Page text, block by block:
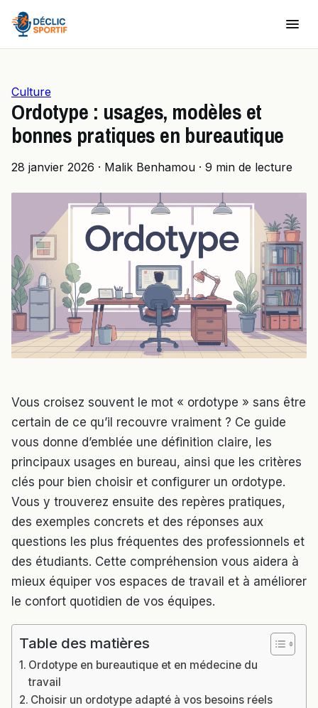
Culture
Ordotype : usages, modèles et
bonnes pratiques en bureautique
28 janvier 2026 · Malik Benhamou · 9 min de lecture
Vous croisez souvent le mot « ordotype » sans être
certain de ce qu’il recouvre vraiment ? Ce guide
vous donne d’emblée une définition claire, les
principaux usages en bureau, ainsi que les critères
clés pour bien choisir et configurer un ordotype.
Vous y trouverez ensuite des repères pratiques,
des exemples concrets et des réponses aux
questions les plus fréquentes des professionnels et
des étudiants. Cette compréhension vous aidera à
mieux équiper vos espaces de travail et à améliorer
le confort quotidien de vos équipes.
Table des matières
Ordotype en bureautique et en médecine du
travail
Choisir un ordotype adapté à vos besoins réels